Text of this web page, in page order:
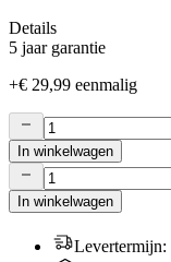
Details
5 jaar garantie
+€ 29,99 eenmalig
In winkelwagen
In winkelwagen
Levertermijn: